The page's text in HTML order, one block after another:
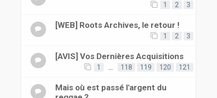
1 2 3
[WEB] Roots Archives, le retour !
1 2 3
[AVIS] Vos Dernières Acquisitions
1 118 119 120 121
Mais où est passé l'argent du